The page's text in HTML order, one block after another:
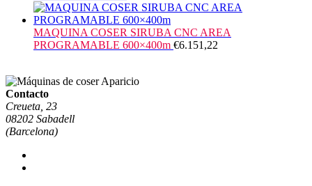
MAQUINA COSER SIRUBA CNC AREA
PROGRAMABLE 600×400m €6.151,22
Contacto
Creueta, 23
08202 Sabadell
(Barcelona)